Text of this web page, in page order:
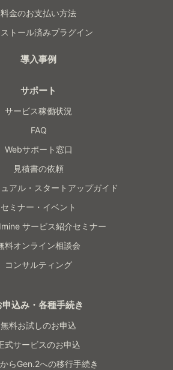
料金のお支払い方法
トール済みプラグイン
導入事例
サポート
サービス稼働状況
FAQ
Webサポート窓口
見積書の依頼
アル・スタートアップガイド
セミナー・イベント
サービス紹介セミナー
料オンライン相談会
コンサルティング
申込み・各種手続き
無料お試しのお申込
式サービスのお申込
らGen.2への移行手続き